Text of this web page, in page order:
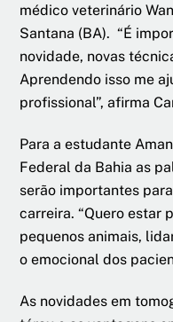
médico veterinário
Santana (BA). “É
novidade, novas
Aprendendo isso me
profissional”, afirma
Para a estudante
Federal da Bahia as
serão importantes
carreira. “Quero estar
pequenos animais,
o emocional dos
As novidades em